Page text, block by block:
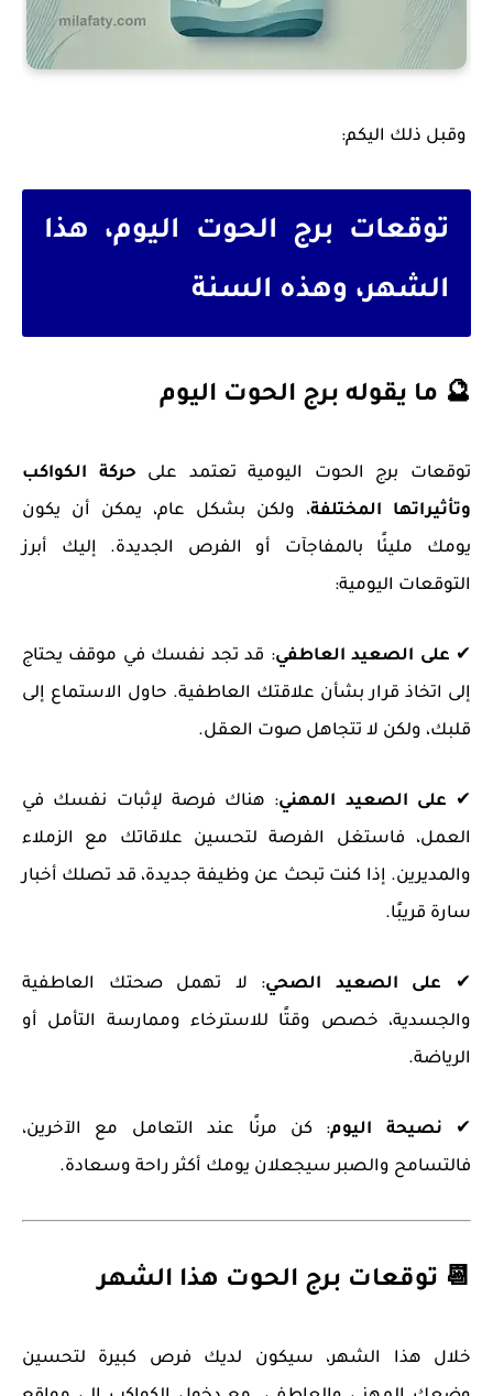
وقبل ذلك اليكم:
توقعات برج الحوت اليوم، هذا
الشهر، وهذه السنة
🔮 ما يقوله برج الحوت اليوم
توقعات برج الحوت اليومية تعتمد على حركة الكواكب
وتأثيراتها المختلفة، ولكن بشكل عام، يمكن أن يكون
يومك مليئًا بالمفاجآت أو الفرص الجديدة. إليك أبرز
التوقعات اليومية:
✔ على الصعيد العاطفي: قد تجد نفسك في موقف يحتاج
إلى اتخاذ قرار بشأن علاقتك العاطفية. حاول الاستماع إلى
قلبك، ولكن لا تتجاهل صوت العقل.
✔ على الصعيد المهني: هناك فرصة لإثبات نفسك في
العمل، فاستغل الفرصة لتحسين علاقاتك مع الزملاء
والمديرين. إذا كنت تبحث عن وظيفة جديدة، قد تصلك أخبار
سارة قريبًا.
✔ على الصعيد الصحي: لا تهمل صحتك العاطفية
والجسدية، خصص وقتًا للاسترخاء وممارسة التأمل أو
الرياضة.
✔ نصيحة اليوم: كن مرنًا عند التعامل مع الآخرين،
فالتسامح والصبر سيجعلان يومك أكثر راحة وسعادة.
📆 توقعات برج الحوت هذا الشهر
خلال هذا الشهر، سيكون لديك فرص كبيرة لتحسين